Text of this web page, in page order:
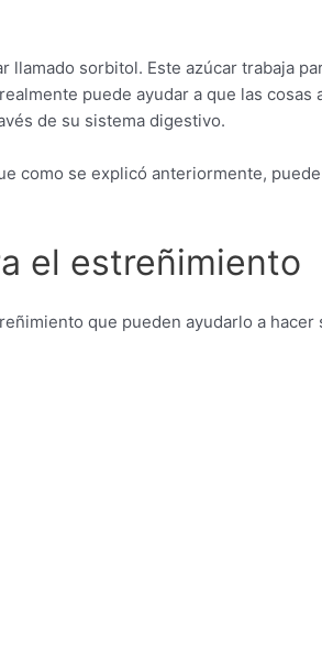
sorbitol. Este azúcar trabaja
puede ayudar a que las cosas
de su sistema digestivo.
como se explicó anteriormente,
el estreñimiento
que pueden ayudarlo a